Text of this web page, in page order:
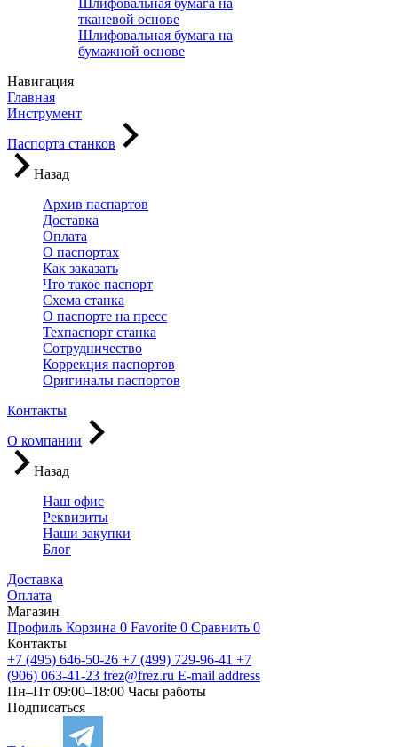
Шлифовальная бумага на
тканевой основе
Шлифовальная бумага на
бумажной основе
Навигация
Главная
Инструмент
Паспорта станков
Назад
Архив паспартов
Доставка
Оплата
О паспортах
Как заказать
Что такое паспорт
Схема станка
О паспорте на пресс
Техпаспорт станка
Сотрудничество
Коррекция паспортов
Оригиналы паспортов
Контакты
О компании
Назад
Наш офис
Реквизиты
Наши закупки
Блог
Доставка
Оплата
Магазин
Профиль Корзина 0 Favorite 0 Сравнить 0
Контакты
+7 (495) 646-50-26 +7 (499) 729-96-41 +7
(906) 063-41-23 frez@frez.ru E-mail address
Пн–Пт 09:00–18:00 Часы работы
Подписаться